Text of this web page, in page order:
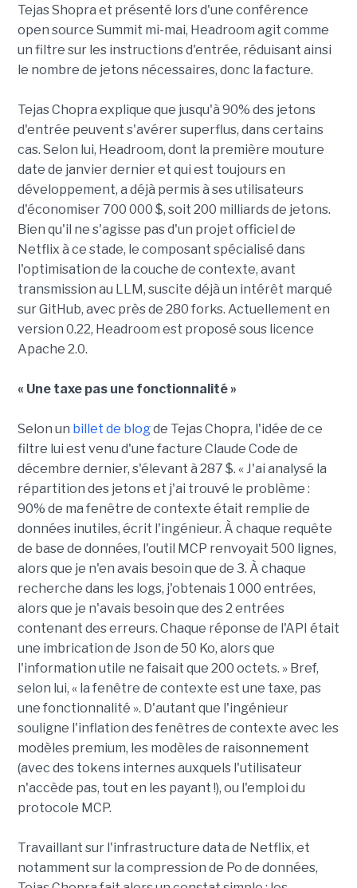
Tejas Shopra et présenté lors d'une conférence
open source Summit mi-mai, Headroom agit comme
un filtre sur les instructions d'entrée, réduisant ainsi
le nombre de jetons nécessaires, donc la facture.
Tejas Chopra explique que jusqu'à 90% des jetons
d'entrée peuvent s'avérer superflus, dans certains
cas. Selon lui, Headroom, dont la première mouture
date de janvier dernier et qui est toujours en
développement, a déjà permis à ses utilisateurs
d'économiser 700 000 $, soit 200 milliards de jetons.
Bien qu'il ne s'agisse pas d'un projet officiel de
Netflix à ce stade, le composant spécialisé dans
l'optimisation de la couche de contexte, avant
transmission au LLM, suscite déjà un intérêt marqué
sur GitHub, avec près de 280 forks. Actuellement en
version 0.22, Headroom est proposé sous licence
Apache 2.0.
« Une taxe pas une fonctionnalité »
Selon un billet de blogde Tejas Chopra, l'idée de ce
filtre lui est venu d'une facture Claude Code de
décembre dernier, s'élevant à 287 $. « J'ai analysé la
répartition des jetons et j'ai trouvé le problème :
90% de ma fenêtre de contexte était remplie de
données inutiles, écrit l'ingénieur. À chaque requête
de base de données, l'outil MCP renvoyait 500 lignes,
alors que je n'en avais besoin que de 3. À chaque
recherche dans les logs, j'obtenais 1 000 entrées,
alors que je n'avais besoin que des 2 entrées
contenant des erreurs. Chaque réponse de l'API était
une imbrication de Json de 50 Ko, alors que
l'information utile ne faisait que 200 octets. » Bref,
selon lui, « la fenêtre de contexte est une taxe, pas
une fonctionnalité ». D'autant que l'ingénieur
souligne l'inflation des fenêtres de contexte avec les
modèles premium, les modèles de raisonnement
(avec des tokens internes auxquels l'utilisateur
n'accède pas, tout en les payant !), ou l'emploi du
protocole MCP.
Travaillant sur l'infrastructure data de Netflix, et
notamment sur la compression de Po de données,